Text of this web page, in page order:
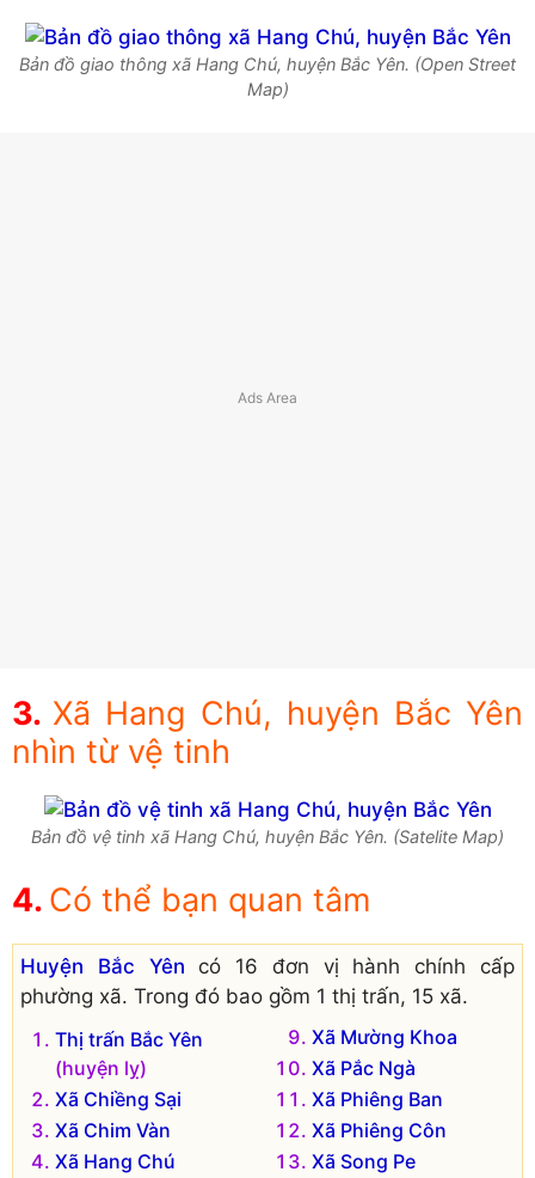
Bản đồ giao thông xã Hang Chú, huyện Bắc Yên. (Open Street
Map)
Xã Hang Chú, huyện Bắc Yên
nhìn từ vệ tinh
Bản đồ vệ tinh xã Hang Chú, huyện Bắc Yên. (Satelite Map)
Có thể bạn quan tâm
Huyện Bắc Yên có 16 đơn vị hành chính cấp
phường xã. Trong đó bao gồm 1 thị trấn, 15 xã.
Thị trấn Bắc Yên
(huyện lỵ)
Xã Chiềng Sại
Xã Chim Vàn
Xã Hang Chú
Xã Mường Khoa
Xã Pắc Ngà
Xã Phiêng Ban
Xã Phiêng Côn
Xã Song Pe